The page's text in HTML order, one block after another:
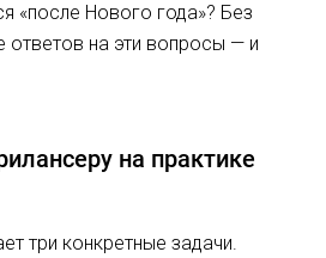
«после Нового года»? Без
ответов на эти вопросы — и
на практике
три конкретные задачи.